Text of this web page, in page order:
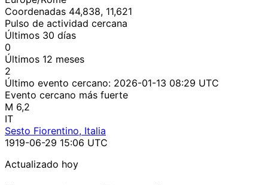
Coordenadas 44,838, 11,621
Pulso de actividad cercana
Últimos 30 días
0
Últimos 12 meses
2
Último evento cercano: 2026-01-13 08:29 UTC
Evento cercano más fuerte
M 6,2
IT
Sesto Fiorentino, Italia
1919-06-29 15:06 UTC
Actualizado hoy